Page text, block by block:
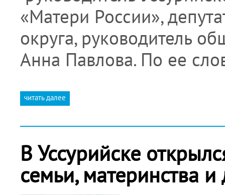
«Матери России»,
округа, руководитель
Анна Павлова. По ее
читать далее
В Уссурийске
семьи, материнства